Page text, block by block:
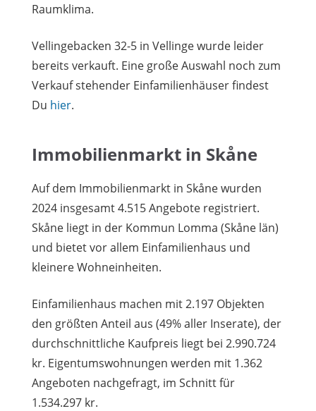
Raumklima.
Vellingebacken 32-5 in Vellinge wurde leider
bereits verkauft. Eine große Auswahl noch zum
Verkauf stehender Einfamilienhäuser findest
Du hier.
Immobilienmarkt in Skåne
Auf dem Immobilienmarkt in Skåne wurden
2024 insgesamt 4.515 Angebote registriert.
Skåne liegt in der Kommun Lomma (Skåne län)
und bietet vor allem Einfamilienhaus und
kleinere Wohneinheiten.
Einfamilienhaus machen mit 2.197 Objekten
den größten Anteil aus (49% aller Inserate), der
durchschnittliche Kaufpreis liegt bei 2.990.724
kr. Eigentumswohnungen werden mit 1.362
Angeboten nachgefragt, im Schnitt für
1.534.297 kr.